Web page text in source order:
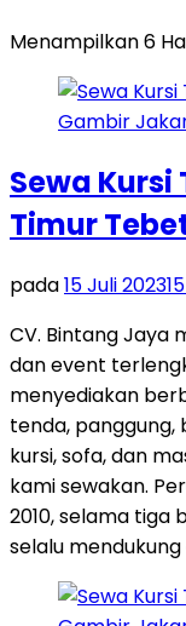
Menampilkan 6
Sewa
Timur
pada15 Juli 2023
CV. Bintang Jaya
dan event
menyediakan
tenda, panggung,
kursi, sofa, dan
kami sewakan.
2010, selama tiga
selalu mendukung